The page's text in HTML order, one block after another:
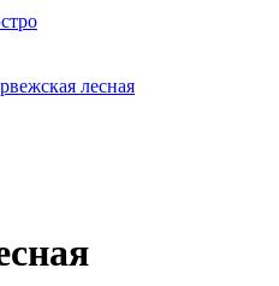
лесная